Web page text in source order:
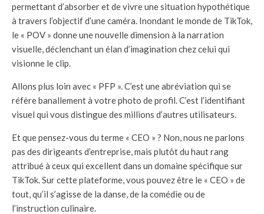
permettant d’absorber et de vivre une situation hypothétique
à travers l’objectif d’une caméra. Inondant le monde de TikTok,
le « POV » donne une nouvelle dimension à la narration
visuelle, déclenchant un élan d’imagination chez celui qui
visionne le clip.
Allons plus loin avec « PFP ». C’est une abréviation qui se
réfère banallement à votre photo de profil. C’est l’identifiant
visuel qui vous distingue des millions d’autres utilisateurs.
Et que pensez-vous du terme « CEO » ? Non, nous ne parlons
pas des dirigeants d’entreprise, mais plutôt du haut rang
attribué à ceux qui excellent dans un domaine spécifique sur
TikTok. Sur cette plateforme, vous pouvez être le « CEO » de
tout, qu’il s’agisse de la danse, de la comédie ou de
l’instruction culinaire.